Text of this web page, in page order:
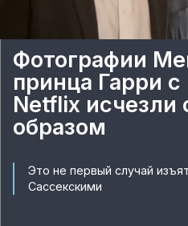
Фотографии
принца Гарри
Netflix исчезли
образом
Это не первый случай
Сассекскими